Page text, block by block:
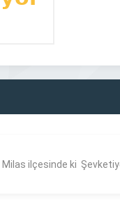
Milas ilçesinde ki